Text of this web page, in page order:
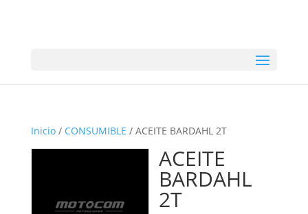
Inicio/ CONSUMIBLE / ACEITE BARDAHL 2T
ACEITE
BARDAHL
2T